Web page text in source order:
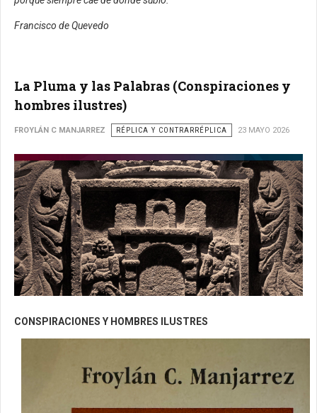
Francisco de Quevedo
La Pluma y las Palabras (Conspiraciones y
hombres ilustres)
FROYLÁN C MANJARREZ RÉPLICA Y CONTRARRÉPLICA 23 MAYO 2026
CONSPIRACIONES Y HOMBRES ILUSTRES